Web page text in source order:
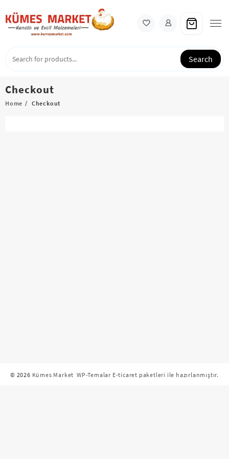
to
content
Search
Checkout
Home Checkout
© 2026 Kümes Market WP-Temalar E-ticaret paketleri ile hazırlanmıştır.